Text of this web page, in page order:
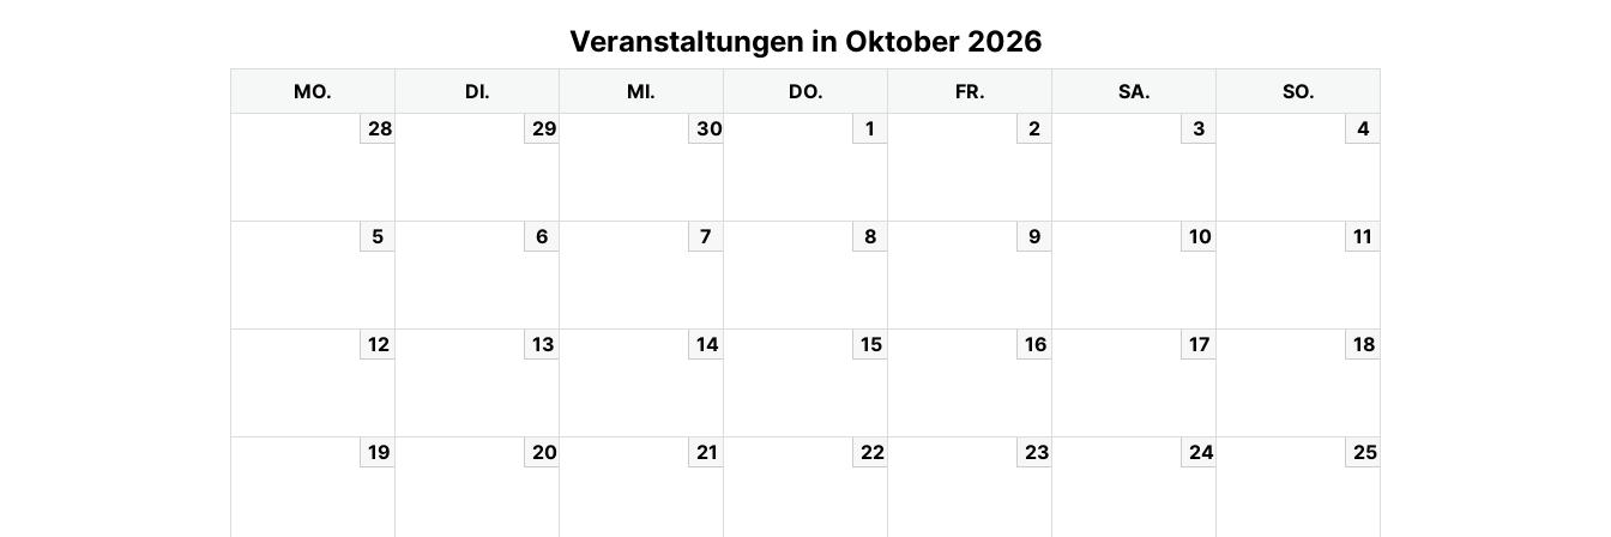
Veranstaltungen in Oktober 2026
MO. DI. MI. DO. FR. SA.
SO.
28
29 30 1 2 3 4
5 6 7 8 9 10 11
12 13 14 15 16 17 18
19 20 21 22 23 24 25